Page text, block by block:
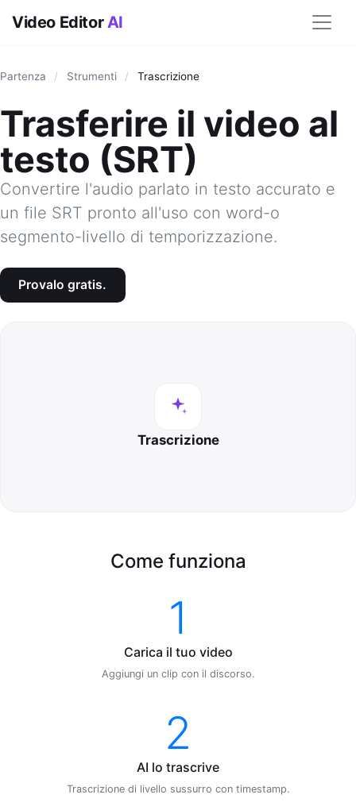
Video EditorAI
Partenza / Strumenti / Trascrizione
Trasferire il video al
testo (SRT)
Convertire l'audio parlato in testo accurato e
un file SRT pronto all'uso con word-o
segmento-livello di temporizzazione.
Provalo gratis.
Trascrizione
Come funziona
1
Carica il tuo video
Aggiungi un clip con il discorso.
2
AI lo trascrive
Trascrizione di livello sussurro con timestamp.